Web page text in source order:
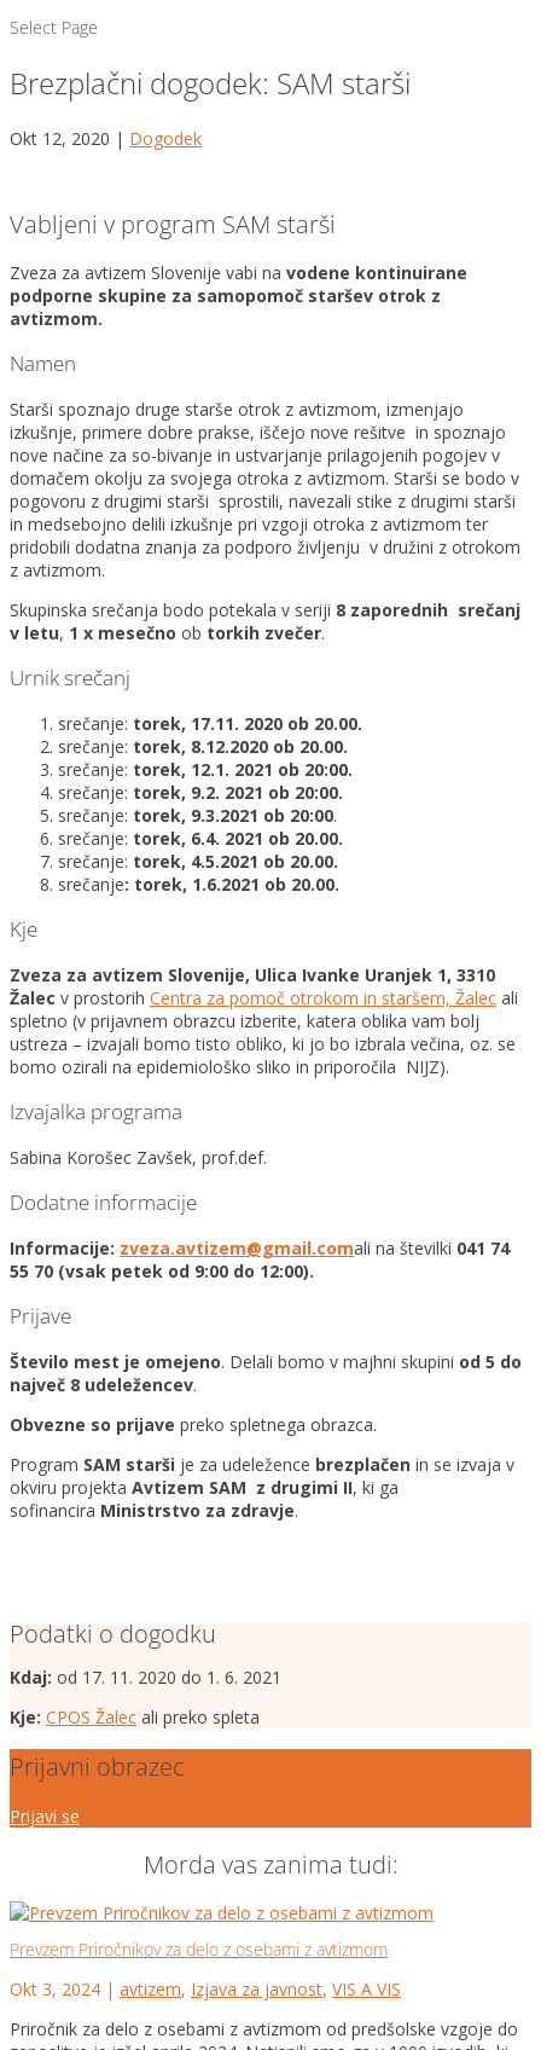
Select Page
Brezplačni dogodek: SAM starši
Okt 12, 2020 | Dogodek
Vabljeni v program SAM starši
Zveza za avtizem Slovenije vabi na vodene kontinuirane
podporne skupine za samopomoč staršev otrok z
avtizmom.
Namen
Starši spoznajo druge starše otrok z avtizmom, izmenjajo
izkušnje, primere dobre prakse, iščejo nove rešitve in spoznajo
nove načine za so-bivanje in ustvarjanje prilagojenih pogojev v
domačem okolju za svojega otroka z avtizmom. Starši se bodo v
pogovoru z drugimi starši sprostili, navezali stike z drugimi starši
in medsebojno delili izkušnje pri vzgoji otroka z avtizmom ter
pridobili dodatna znanja za podporo življenju v družini z otrokom
z avtizmom.
Skupinska srečanja bodo potekala v seriji 8 zaporednih srečanj
v letu, 1 x mesečno ob torkih zvečer.
Urnik srečanj
srečanje: torek, 17.11. 2020 ob 20.00.
srečanje: torek, 8.12.2020 ob 20.00.
srečanje: torek, 12.1. 2021 ob 20:00.
srečanje: torek, 9.2. 2021 ob 20:00.
srečanje: torek, 9.3.2021 ob 20:00.
srečanje: torek, 6.4. 2021 ob 20.00.
srečanje: torek, 4.5.2021 ob 20.00.
srečanje: torek, 1.6.2021 ob 20.00.
Kje
Zveza za avtizem Slovenije, Ulica Ivanke Uranjek 1, 3310
Žalec v prostorih Centra za pomoč otrokom in staršem, Žalec ali
spletno (v prijavnem obrazcu izberite, katera oblika vam bolj
ustreza – izvajali bomo tisto obliko, ki jo bo izbrala večina, oz. se
bomo ozirali na epidemiološko sliko in priporočila NIJZ).
Izvajalka programa
Sabina Korošec Zavšek, prof.def.
Dodatne informacije
Informacije: zveza.avtizem@gmail.comali na številki 041 74
55 70 (vsak petek od 9:00 do 12:00).
Prijave
Število mest je omejeno. Delali bomo v majhni skupini od 5 do
največ 8 udeležencev.
Obvezne so prijave preko spletnega obrazca.
Program SAM starši je za udeležence brezplačen in se izvaja v
okviru projekta Avtizem SAM z drugimi II, ki ga
sofinancira Ministrstvo za zdravje.
Podatki o dogodku
Kdaj: od 17. 11. 2020 do 1. 6. 2021
Kje: CPOS Žalec ali preko spleta
Prijavni obrazec
Prijavi se
Morda vas zanima tudi:
Prevzem Priročnikov za delo z osebami z avtizmom
Okt 3, 2024 | avtizem, Izjava za javnost, VIS A VIS
Priročnik za delo z osebami z avtizmom od predšolske vzgoje do